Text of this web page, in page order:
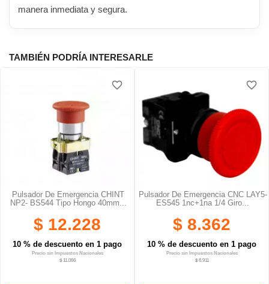
manera inmediata y segura.
TAMBIÉN PODRÍA INTERESARLE
Pulsador De Emergencia CHINT
NP2- BS544 Tipo Hongo 40mm...
$ 12.228
10 % de descuento en 1 pago
Precio sin Impuestos Nacionales
$ 11.066
favorite_border
Pulsador De Emergencia CNC LAY5-
ES545 1nc+1na 1/4 Giro...
$ 8.362
10 % de descuento en 1 pago
Precio sin Impuestos Nacionales
$ 6.911
favorite_border